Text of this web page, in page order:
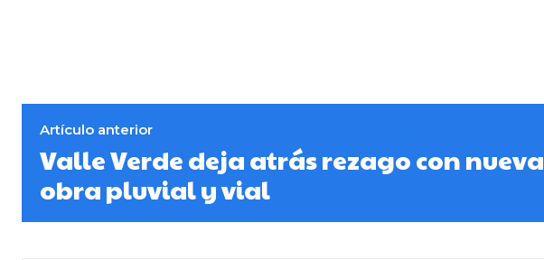
Artículo anterior
Valle Verde deja atrás rezago con nueva
obra pluvial y vial